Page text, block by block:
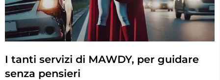
I tanti servizi di MAWDY, per guidare
senza pensieri